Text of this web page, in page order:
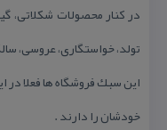
در كنار محصولات شكلاتی،
تولد، خواستگاری، عروسی،
این سبك فروشگاه ها فعلا
خودشان را دارند .